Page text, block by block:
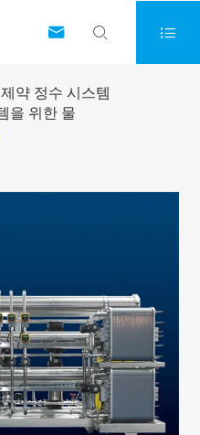
  
제약 정수 시스템
을 위한 물